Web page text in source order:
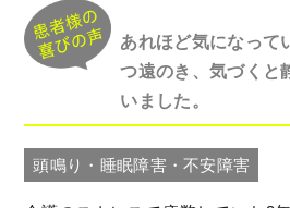
あれほど気になって
つ遠のき、気づくと
いました。
頭鳴り・睡眠障害・不安障害